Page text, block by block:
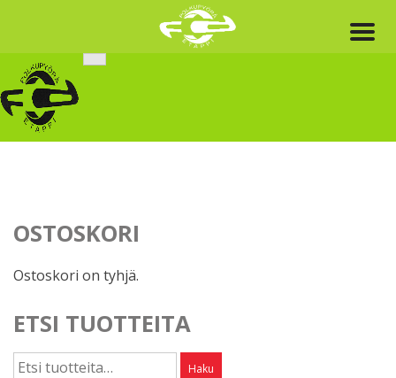
content
OSTOSKORI
Ostoskori on tyhjä.
ETSI TUOTTEITA
Etsi: Haku